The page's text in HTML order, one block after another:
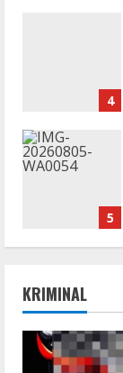
4
5
1
KRIMINAL